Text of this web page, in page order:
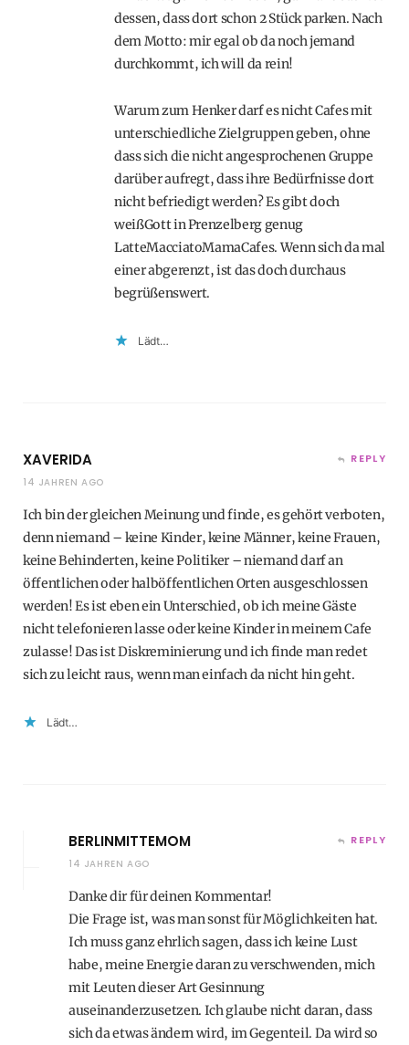
dessen, dass dort schon 2 Stück parken. Nach
dem Motto: mir egal ob da noch jemand
durchkommt, ich will da rein!
Warum zum Henker darf es nicht Cafes mit
unterschiedliche Zielgruppen geben, ohne
dass sich die nicht angesprochenen Gruppe
darüber aufregt, dass ihre Bedürfnisse dort
nicht befriedigt werden? Es gibt doch
weißGott in Prenzelberg genug
LatteMacciatoMamaCafes. Wenn sich da mal
einer abgerenzt, ist das doch durchaus
begrüßenswert.
Lädt…
XAVERIDA
14 JAHREN AGO
REPLY
Ich bin der gleichen Meinung und finde, es gehört verboten,
denn niemand – keine Kinder, keine Männer, keine Frauen,
keine Behinderten, keine Politiker – niemand darf an
öffentlichen oder halböffentlichen Orten ausgeschlossen
werden! Es ist eben ein Unterschied, ob ich meine Gäste
nicht telefonieren lasse oder keine Kinder in meinem Cafe
zulasse! Das ist Diskreminierung und ich finde man redet
sich zu leicht raus, wenn man einfach da nicht hin geht.
Lädt…
BERLINMITTEMOM
14 JAHREN AGO
REPLY
Danke dir für deinen Kommentar!
Die Frage ist, was man sonst für Möglichkeiten hat.
Ich muss ganz ehrlich sagen, dass ich keine Lust
habe, meine Energie daran zu verschwenden, mich
mit Leuten dieser Art Gesinnung
auseinanderzusetzen. Ich glaube nicht daran, dass
sich da etwas ändern wird, im Gegenteil. Da wird so